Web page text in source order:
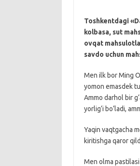
Toshkentdagi
kolbasa, sut
ovqat
savdo uchun
Men ilk bor Ming
yomon emasdek
Ammo darhol bir
yorlig‘i bo‘ladi,
Yaqin vaqtgacha
kiritishga qaror
Men olma